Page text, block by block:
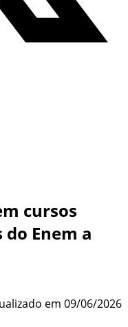
cursos
Enem a
em 09/06/2026